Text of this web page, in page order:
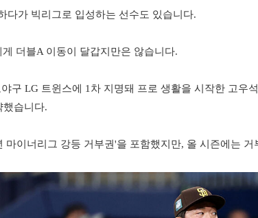
다가 빅리그로 입성하는 선수도 있습니다.
더블A 이동이 달갑지만은 않습니다.
구 LG 트윈스에 1차 지명돼 프로 생활을 시작한 고우
했습니다.
마이너리그 강등 거부권'을 포함했지만, 올 시즌에는